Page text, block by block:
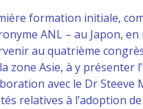
formation initiale,
ANL – au Japon, en
au quatrième
zone Asie, à y présenter
avec le Dr Steeve
relatives à l’adoption